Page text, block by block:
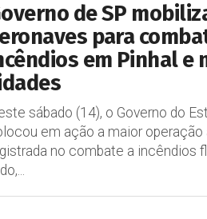
de SP
para
em Pinhal e
sábado (14), o Governo do
em ação a maior operação
no combate a incêndios